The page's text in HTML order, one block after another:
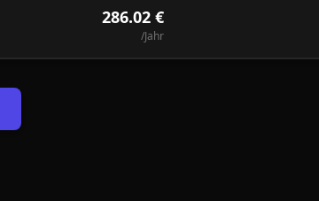
286.02 €
/Jahr